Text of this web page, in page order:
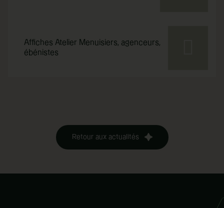
Affiches Atelier Menuisiers, agenceurs,
ébénistes
Retour aux actualités